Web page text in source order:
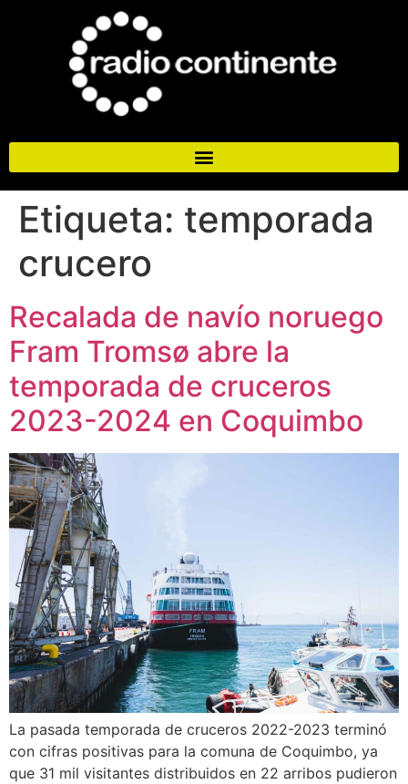
Etiqueta: temporada
crucero
Recalada de navío noruego
Fram Tromsø abre la
temporada de cruceros
2023-2024 en Coquimbo
La pasada temporada de cruceros 2022-2023 terminó
con cifras positivas para la comuna de Coquimbo, ya
que 31 mil visitantes distribuidos en 22 arribos pudieron